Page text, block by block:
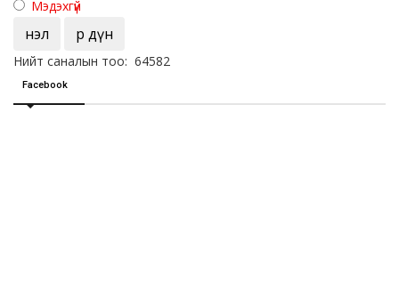
Мэдэхгүй
Үнэл Үр дүн
Нийт саналын тоо: 64582
Facebook